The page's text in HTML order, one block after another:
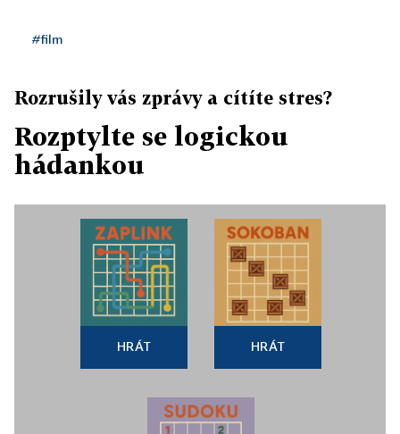
#film
Rozrušily vás zprávy a cítíte stres?
Rozptylte se logickou
hádankou
HRÁT HRÁT